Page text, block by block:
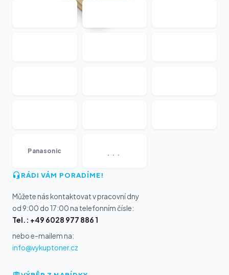
Panasonic ...
RÁDI VÁM PORADÍME!
Můžete nás kontaktovat v pracovní dny
od 9:00 do 17:00 na telefonním čísle:
Tel.: +49 6028 977 886 1
nebo e-mailem na:
info@vykuptoner.cz